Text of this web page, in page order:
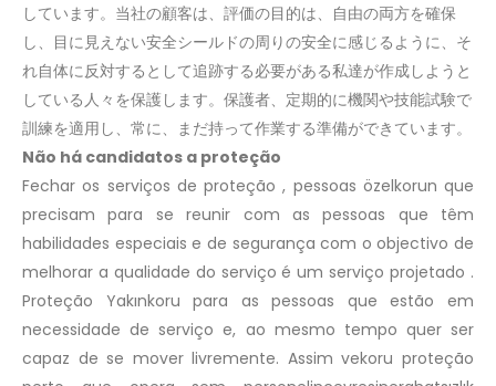
しています。当社の顧客は、評価の目的は、自由の両方を確保
し、目に見えない安全シールドの周りの安全に感じるように、そ
れ自体に反対するとして追跡する必要がある私達が作成しようと
している人々を保護します。保護者、定期的に機関や技能試験で
訓練を適用し、常に、まだ持って作業する準備ができています。
Não há candidatos a proteção
Fechar os serviços de proteção , pessoas özelkorun que
precisam para se reunir com as pessoas que têm
habilidades especiais e de segurança com o objectivo de
melhorar a qualidade do serviço é um serviço projetado .
Proteção Yakınkoru para as pessoas que estão em
necessidade de serviço e, ao mesmo tempo quer ser
capaz de se mover livremente. Assim vekoru proteção